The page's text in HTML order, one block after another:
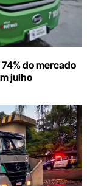
do mercado
julho